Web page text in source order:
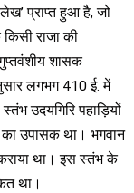
प्राप्त हुआ है, जो
राजा की
शासक
लगभग 410 ई. में
उदयगिरि पहाड़ियों
का उपासक था। भगवान
था। इस स्तंभ के
था।